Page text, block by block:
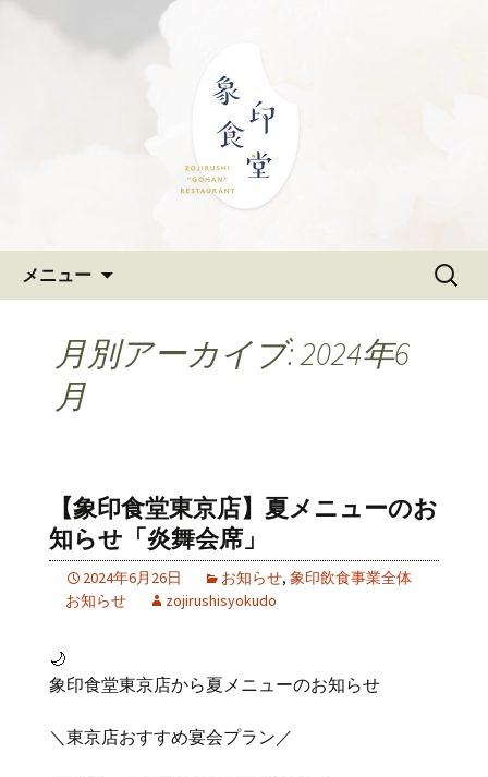
難波・なんばスカイオにある
和食「象印食堂」の公式ブログ
大阪難波の和食「象印食堂」。象印マ
ホービンが、「ごはんレストラン」と
して、美味しいごはんをご提供しま
メニュー
検
月別アーカイブ: 2024年6
月
【象印食堂東京店】夏メニューのお
知らせ「炎舞会席」
2024年6月26日 お知らせ, 象印飲食事業全体
お知らせ
zojirushisyokudo
🌙
象印食堂東京店から夏メニューのお知らせ
＼東京店おすすめ宴会プラン／